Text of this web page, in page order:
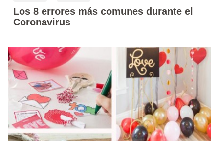
Los 8 errores más comunes durante el
Coronavirus